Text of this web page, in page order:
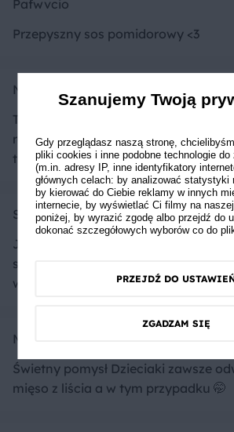
Pafwvcio
Przepyszny sos pomidorowy <3
Natalia Kowalska
Takie gołąbki bez zawijania zawsze
rozwalają. Moje ostatnie podejście
tragedią. Może tym razem będzie
Sylwucha
Jedne z moich ulubionych dań no i
się męczyć z kapustą którą zawsze
w tradycyjnym przepisie
Monka
Świetny pomysł Dzieciaki zawsze
mięso z liścia a w tym przypadku 🤭
Szanujemy Twoją
Gdy przeglądasz naszą stronę,
pliki cookies i inne podobne technologie do
(m.in. adresy IP, inne identyfikatory
głównych celach: by analizować statystyki
by kierować do Ciebie reklamy w innych
internecie, by wyświetlać Ci filmy na
poniżej, by wyrazić zgodę albo przejdź do
dokonać szczegółowych wyborów co do
PRZEJDŹ DO
ZGADZAM SIĘ